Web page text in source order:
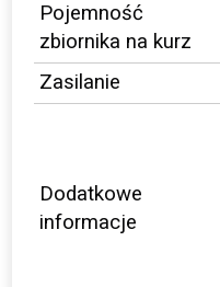
Pojemność
zbiornika na kurz
Zasilanie
Dodatkowe
informacje